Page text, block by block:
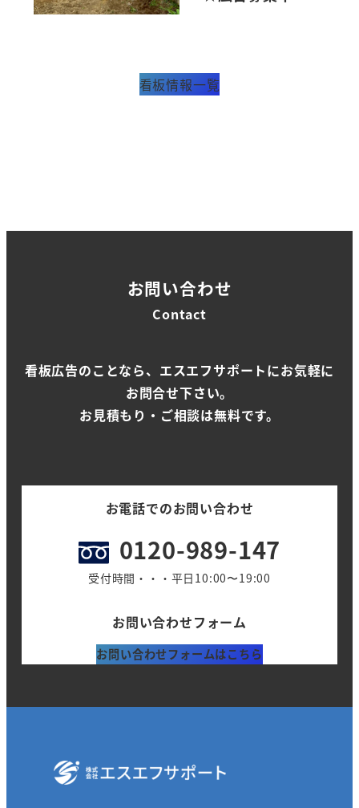
看板情報一覧
お問い合わせ
Contact
看板広告のことなら、エスエフサポートにお気軽に
お問合せ下さい。
お見積もり・ご相談は無料です。
お電話でのお問い合わせ
0120-989-147
受付時間・・・平日10:00〜19:00
お問い合わせフォーム
お問い合わせフォームはこちら